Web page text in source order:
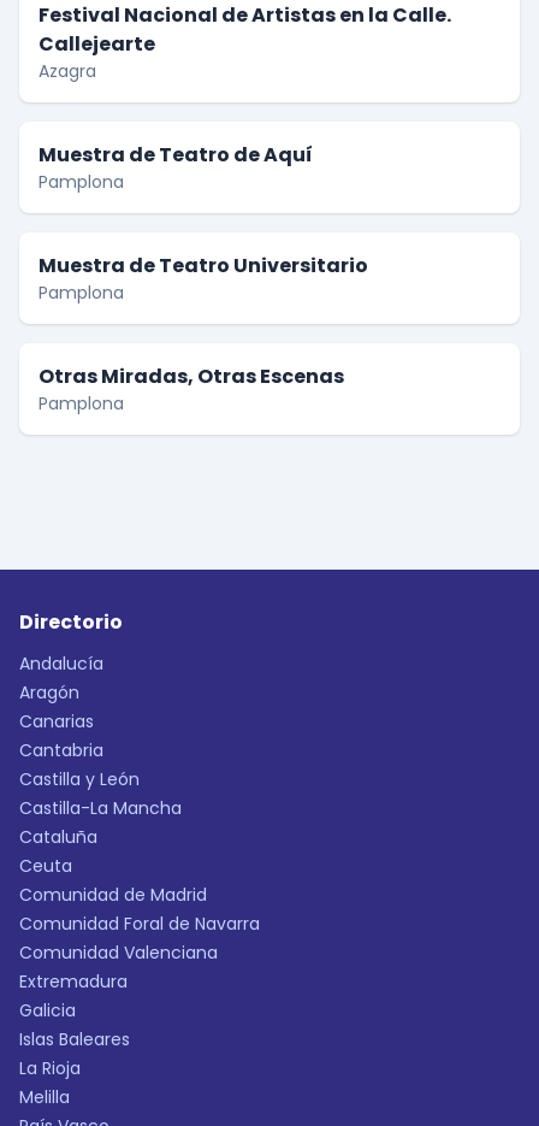
Festival Nacional de Artistas en la Calle.
Callejearte
Azagra
Muestra de Teatro de Aquí
Pamplona
Muestra de Teatro Universitario
Pamplona
Otras Miradas, Otras Escenas
Pamplona
Directorio
Andalucía
Aragón
Canarias
Cantabria
Castilla y León
Castilla-La Mancha
Cataluña
Ceuta
Comunidad de Madrid
Comunidad Foral de Navarra
Comunidad Valenciana
Extremadura
Galicia
Islas Baleares
La Rioja
Melilla